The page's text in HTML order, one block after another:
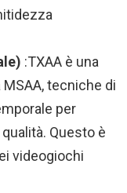
:TXAA è una
tecniche di
per
Questo è
videogiochi